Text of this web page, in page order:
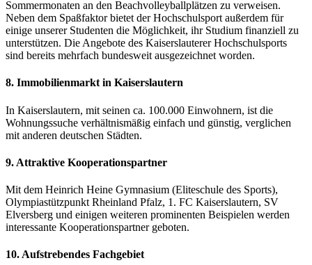
Sommermonaten an den Beachvolleyballplätzen zu verweisen.
Neben dem Spaßfaktor bietet der Hochschulsport außerdem für
einige unserer Studenten die Möglichkeit, ihr Studium finanziell zu
unterstützen. Die Angebote des Kaiserslauterer Hochschulsports
sind bereits mehrfach bundesweit ausgezeichnet worden.
8. Immobilienmarkt in Kaiserslautern
In Kaiserslautern, mit seinen ca. 100.000 Einwohnern, ist die
Wohnungssuche verhältnismäßig einfach und günstig, verglichen
mit anderen deutschen Städten.
9. Attraktive Kooperationspartner
Mit dem Heinrich Heine Gymnasium (Eliteschule des Sports),
Olympiastützpunkt Rheinland Pfalz, 1. FC Kaiserslautern, SV
Elversberg und einigen weiteren prominenten Beispielen werden
interessante Kooperationspartner geboten.
10. Aufstrebendes Fachgebiet